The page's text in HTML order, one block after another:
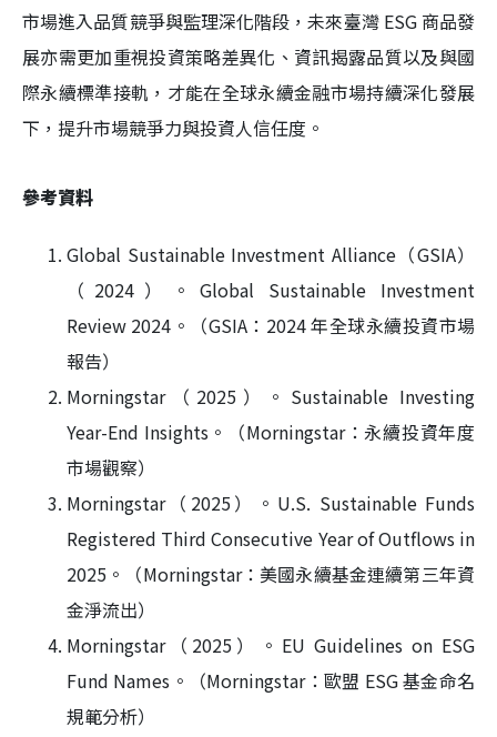
市場進入品質競爭與監理深化階段，未來臺灣 ESG 商品發
展亦需更加重視投資策略差異化、資訊揭露品質以及與國
際永續標準接軌，才能在全球永續金融市場持續深化發展
下，提升市場競爭力與投資人信任度。
參考資料
Global Sustainable Investment Alliance（GSIA）
（2024）。Global Sustainable Investment
Review 2024。（GSIA：2024 年全球永續投資市場
報告）
Morningstar（2025）。Sustainable Investing
Year-End Insights。（Morningstar：永續投資年度
市場觀察）
Morningstar（2025）。U.S. Sustainable Funds
Registered Third Consecutive Year of Outflows in
2025。（Morningstar：美國永續基金連續第三年資
金淨流出）
Morningstar（2025）。EU Guidelines on ESG
Fund Names。（Morningstar：歐盟 ESG 基金命名
規範分析）